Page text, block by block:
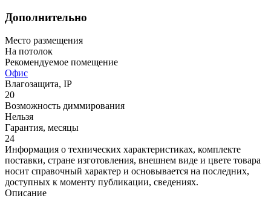
Дополнительно
Место размещения
На потолок
Рекомендуемое помещение
Офис
Влагозащита, IP
20
Возможность диммирования
Нельзя
Гарантия, месяцы
24
Информация о технических характеристиках, комплекте
поставки, стране изготовления, внешнем виде и цвете товара
носит справочный характер и основывается на последних,
доступных к моменту публикации, сведениях.
Описание